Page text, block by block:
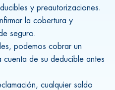
y preautorizaciones.
la cobertura y
seguro.
podemos cobrar un
de su deducible antes
cualquier saldo